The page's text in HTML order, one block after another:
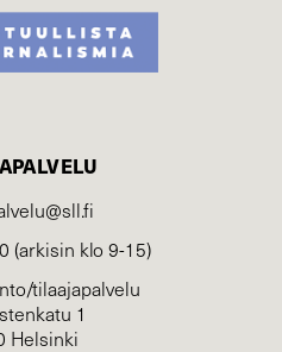
(arkisin klo 9-15)
tilaajapalvelu
1
Helsinki